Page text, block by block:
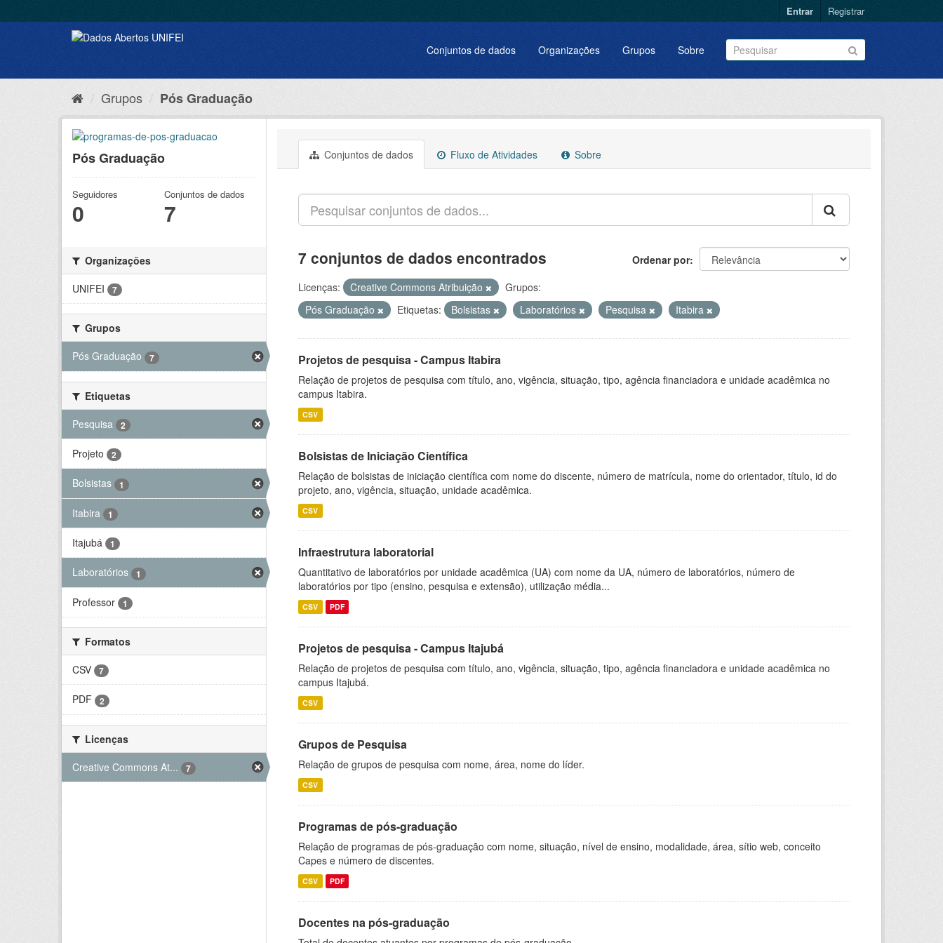
Entrar Registrar
Conjuntos de dados Organizações Grupos Sobre
Grupos Pós Graduação
Pós Graduação
Seguidores
0
Conjuntos de dados
7
Organizações
UNIFEI
7
Grupos
Pós Graduação
7
Etiquetas
Pesquisa
2
Projeto 2
Bolsistas 1
Itabira 1
Itajubá 1
Laboratórios 1
Professor 1
Formatos
CSV
7
PDF 2
Licenças
Creative Commons At...
7
Conjuntos de dados Fluxo de Atividades Sobre
Ordenar por
7 conjuntos de dados encontrados
Licenças: Creative Commons Atribuição
Grupos:
Pós Graduação
Etiquetas: Bolsistas Laboratórios Pesquisa Itabira
Projetos de pesquisa - Campus Itabira
Relação de projetos de pesquisa com título, ano, vigência, situação, tipo, agência financiadora e unidade acadêmica no
campus Itabira.
CSV
Bolsistas de Iniciação Científica
Relação de bolsistas de iniciação científica com nome do discente, número de matrícula, nome do orientador, título, id do
projeto, ano, vigência, situação, unidade acadêmica.
CSV
Infraestrutura laboratorial
Quantitativo de laboratórios por unidade acadêmica (UA) com nome da UA, número de laboratórios, número de
laboratórios por tipo (ensino, pesquisa e extensão), utilização média...
CSV PDF
Projetos de pesquisa - Campus Itajubá
Relação de projetos de pesquisa com título, ano, vigência, situação, tipo, agência financiadora e unidade acadêmica no
campus Itajubá.
CSV
Grupos de Pesquisa
Relação de grupos de pesquisa com nome, área, nome do líder.
CSV
Programas de pós-graduação
Relação de programas de pós-graduação com nome, situação, nível de ensino, modalidade, área, sítio web, conceito
Capes e número de discentes.
CSV PDF
Docentes na pós-graduação